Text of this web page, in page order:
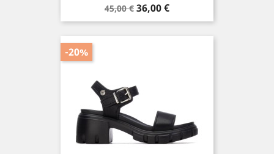
Precio
base
45,00 € Precio
36,00 €
-20%